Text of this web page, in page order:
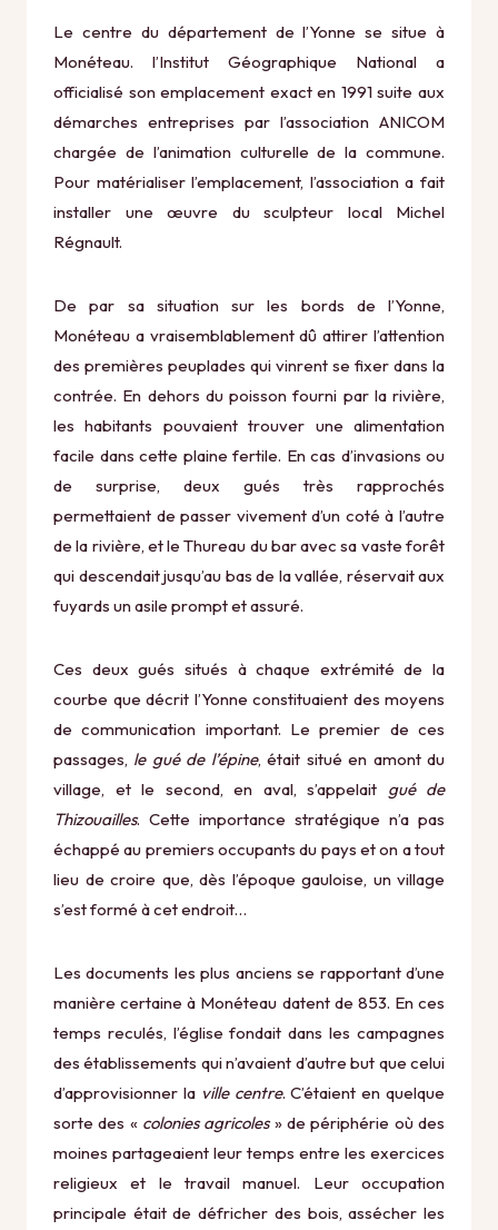
Le centre du département de l’Yonne se situe à
Monéteau. l’Institut Géographique National a
officialisé son emplacement exact en 1991 suite aux
démarches entreprises par l’association ANICOM
chargée de l’animation culturelle de la commune.
Pour matérialiser l’emplacement, l’association a fait
installer une œuvre du sculpteur local Michel
Régnault.
De par sa situation sur les bords de l’Yonne,
Monéteau a vraisemblablement dû attirer l’attention
des premières peuplades qui vinrent se fixer dans la
contrée. En dehors du poisson fourni par la rivière,
les habitants pouvaient trouver une alimentation
facile dans cette plaine fertile. En cas d’invasions ou
de surprise, deux gués très rapprochés
permettaient de passer vivement d’un coté à l’autre
de la rivière, et le Thureau du bar avec sa vaste forêt
qui descendait jusqu’au bas de la vallée, réservait aux
fuyards un asile prompt et assuré.
Ces deux gués situés à chaque extrémité de la
courbe que décrit l’Yonne constituaient des moyens
de communication important. Le premier de ces
passages, le gué de l’épine, était situé en amont du
village, et le second, en aval, s’appelait gué de
Thizouailles. Cette importance stratégique n’a pas
échappé au premiers occupants du pays et on a tout
lieu de croire que, dès l’époque gauloise, un village
s’est formé à cet endroit…
Les documents les plus anciens se rapportant d’une
manière certaine à Monéteau datent de 853. En ces
temps reculés, l’église fondait dans les campagnes
des établissements qui n’avaient d’autre but que celui
d’approvisionner la ville centre. C’étaient en quelque
sorte des « colonies agricoles» de périphérie où des
moines partageaient leur temps entre les exercices
religieux et le travail manuel. Leur occupation
principale était de défricher des bois, assécher les